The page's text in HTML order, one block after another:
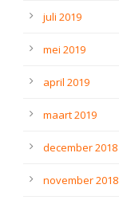
juli 2019
mei 2019
april 2019
maart 2019
december 2018
november 2018